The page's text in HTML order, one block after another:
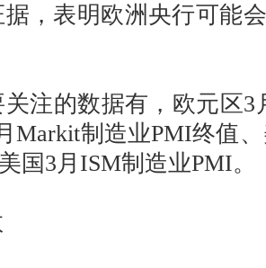
，表明欧洲央行可能
的数据有，欧元区3
Markit制造业PMI终值
国3月ISM制造业PMI。